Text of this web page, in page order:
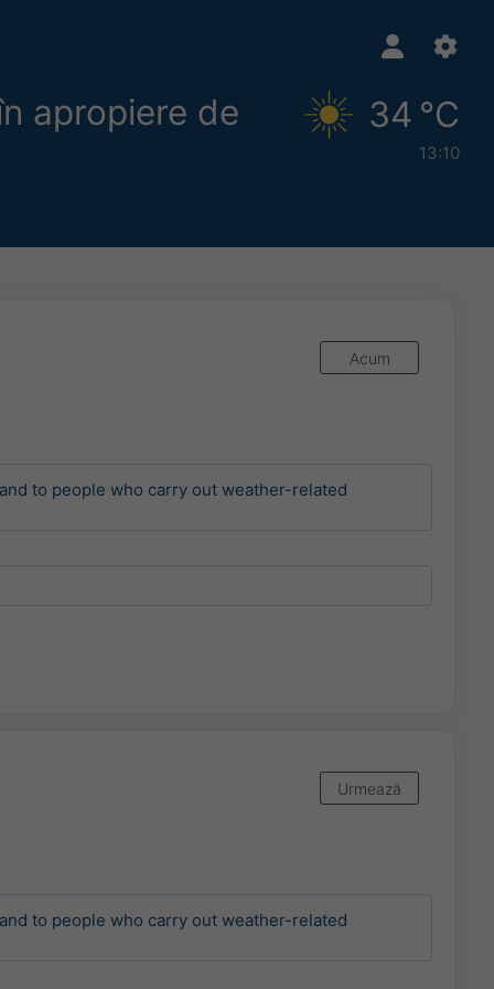
apropiere de 34 °C
13:10
Acum
to people who carry out weather-related
Urmează
to people who carry out weather-related